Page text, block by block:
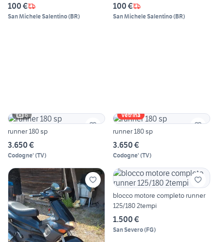
100 €
San Michele Salentino(BR)
100 €
San Michele Salentino(BR)
6
runner 180 sp
3.650 €
Codogne' (TV)
Vetrina
runner 180 sp
3.650 €
Codogne' (TV)
blocco motore completo runner
125/180 2tempi
1.500 €
San Severo(FG)